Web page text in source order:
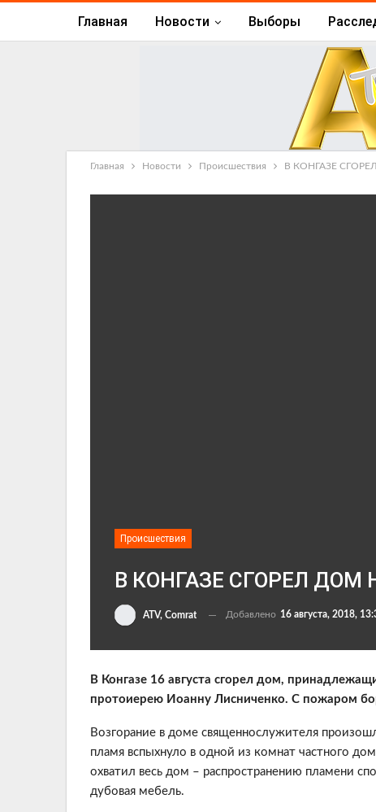
Главная Новости Выборы
Главная Новости Происшествия В КОНГАЗЕ
Происшествия
В КОНГАЗЕ СГОРЕЛ
ATV, Comrat Добавлено 16 августа, 2018,
В Конгазе 16 августа сгорел дом,
протоиерею Иоанну Лисниченко. С пожаром
Возгорание в доме священнослужителя
пламя вспыхнуло в одной из комнат частного
охватил весь дом – распространению пламени
дубовая мебель.